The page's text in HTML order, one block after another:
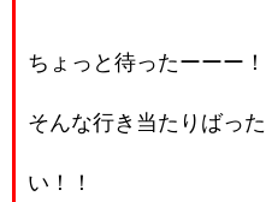
ちょっと待ったーーー！
そんな行き当たりばっ
い！！